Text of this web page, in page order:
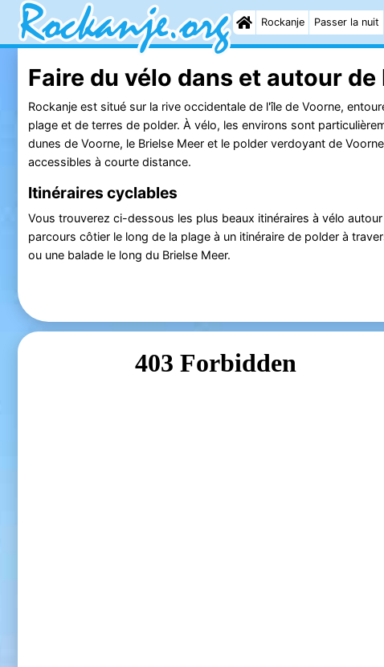
Rockanje Passer la nuit
Faire du vélo dans et autour de
Rockanje est situé sur la rive occidentale de l'île de Voorne,
plage et de terres de polder. À vélo, les environs sont
dunes de Voorne, le Brielse Meer et le polder verdoyant de
accessibles à courte distance.
Itinéraires cyclables
Vous trouverez ci-dessous les plus beaux itinéraires à vélo
parcours côtier le long de la plage à un itinéraire de polder à
ou une balade le long du Brielse Meer.